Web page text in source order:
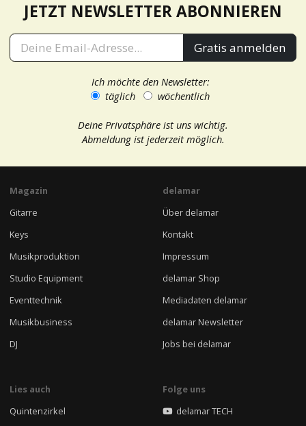
JETZT NEWSLETTER ABONNIEREN
Gratis anmelden
Ich möchte den Newsletter:
täglich
wöchentlich
Deine Privatsphäre ist uns wichtig.
Abmeldung ist jederzeit möglich.
Magazin
Gitarre
Keys
Musikproduktion
Studio Equipment
Eventtechnik
Musikbusiness
DJ
delamar
Über delamar
Kontakt
Impressum
delamar Shop
Mediadaten delamar
delamar Newsletter
Jobs bei delamar
Lies auch
Quintenzirkel
Folge uns
delamar TECH